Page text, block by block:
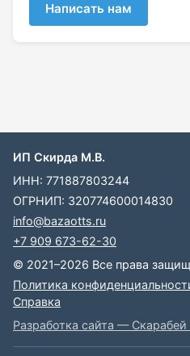
Написать нам
ИП Скирда М.В.
ИНН: 771887803244
ОГРНИП: 320774600014830
info@bazaotts.ru
+7 909 673-62-30
© 2021–2026 Все права
Политика
Справка
Разработка сайта —